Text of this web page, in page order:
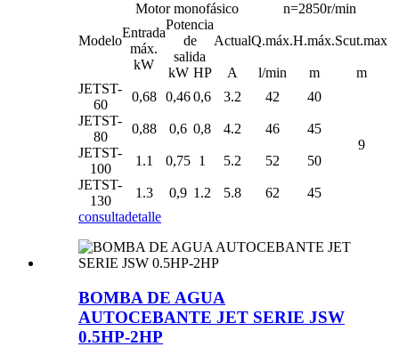
Modelo
Motor monofásico
n=2850r/min
Entrada
máx.
kW
Potencia
de
salida
ActualQ.máx.H.máx.Scut.max
kW HP A l/min m
m
JETST-
60
0,68 0,460,6 3.2 42 40
9
JETST-
80
0,88 0,6 0,8 4.2 46
45
JETST-
100
1.1 0,75 1 5.2 52
50
JETST-
130
1.3 0,9 1.2 5.8 62
45
consultadetalle
BOMBA DE AGUA
AUTOCEBANTE JET SERIE JSW
0.5HP-2HP